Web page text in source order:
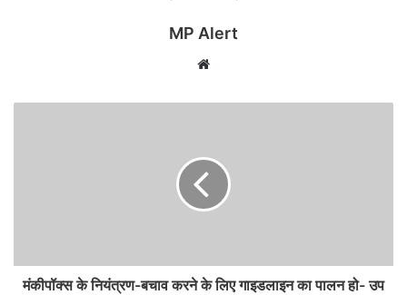
MP Alert
Website
मंकीपॉक्स के नियंत्रण-बचाव करने के लिए गाइडलाइन का पालन हो- उप